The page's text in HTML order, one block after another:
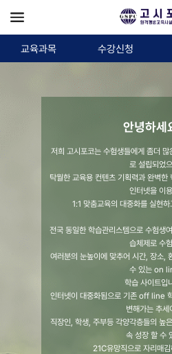
교육과목 수강신청
안녕하세
저희 고시포코는 수험생들에게 좀더 많
로 설립되었
탁월한 교육용 컨텐츠 기획력과 완벽한
인터넷을 이
1:1 맞춤교육의 대중화를 실현
전국 동일한 학습관리스템으로 수험
습체제로 수
여러분의 눈높이에 맞추어 시간, 장소,
수 있는 on
학습 사이트입
인터넷이 대중화됨으로 기존 off line
변해가는 추세
직장인, 학생, 주부등 각양각층들의 높
속 성장 할 수
21C유망직으로 자리매